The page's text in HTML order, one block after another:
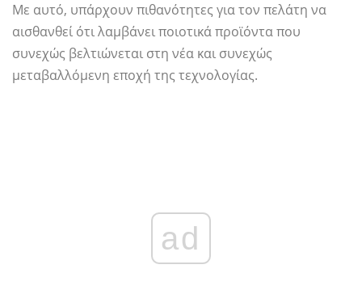
Με αυτό, υπάρχουν πιθανότητες για τον πελάτη να
αισθανθεί ότι λαμβάνει ποιοτικά προϊόντα που
συνεχώς βελτιώνεται στη νέα και συνεχώς
μεταβαλλόμενη εποχή της τεχνολογίας.
ad